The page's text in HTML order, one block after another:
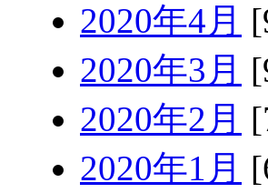
2020年4月
2020年3月
2020年2月
2020年1月